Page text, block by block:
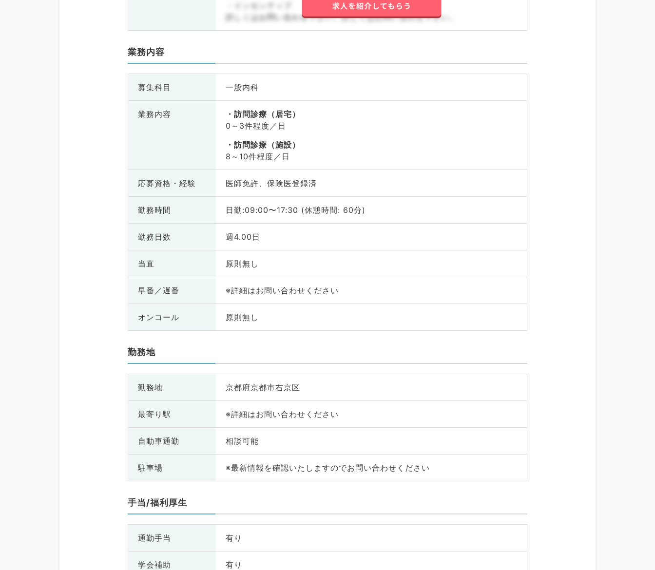
・インセンティブ
詳しくはお問い合わせ下さい。詳しくはお問い合わせ下さい。
業務内容
募集科目 一般内科
業務内容
訪問診療（居宅）
0～3件程度／日
訪問診療（施設）
8～10件程度／日
応募資格・ 経験 医師免許、保険医登録済
勤務時間 日勤:09:00〜17:30 (休憩時間: 60分)
勤務日数 週4.00日
当直 原則無し
早番／遅番 ※詳細はお問い合わせください
オンコール 原則無し
勤務地
勤務地 京都府京都市右京区
最寄り駅 ※詳細はお問い合わせください
自動車通勤 相談可能
駐車場 ※最新情報を確認いたしますのでお問い合わせください
手当/福利厚生
通勤手当 有り
学会補助 有り